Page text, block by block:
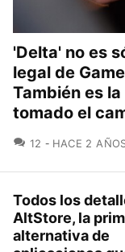
'Delta' no es
legal de
También es
tomado el
12 COMENTARIOS
HACE 2
Todos los
AltStore, la
alternativa de